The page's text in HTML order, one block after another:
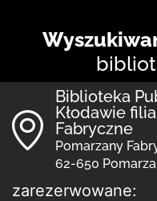
Biblioteka
Kłodawie
Fabryczne
Pomarzany
62-650
zarezerwowane: